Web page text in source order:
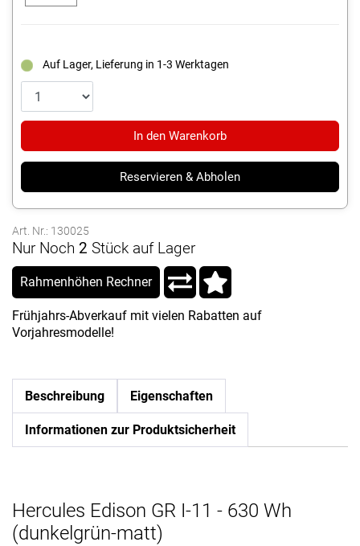
Auf Lager, Lieferung in 1-3 Werktagen
In den Warenkorb
Reservieren & Abholen
Art. Nr.: 130025
Nur Noch 2 Stück auf Lager
Rahmenhöhen Rechner
Frühjahrs-Abverkauf mit vielen Rabatten auf
Vorjahresmodelle!
Beschreibung Eigenschaften
Informationen zur Produktsicherheit
Hercules Edison GR I-11 - 630 Wh
(dunkelgrün-matt)